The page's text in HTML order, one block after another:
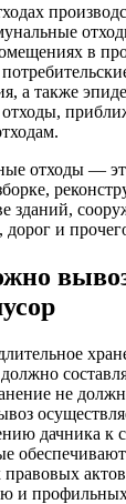
в
а также
отходы —
зданий,
и
не
дачника к
и